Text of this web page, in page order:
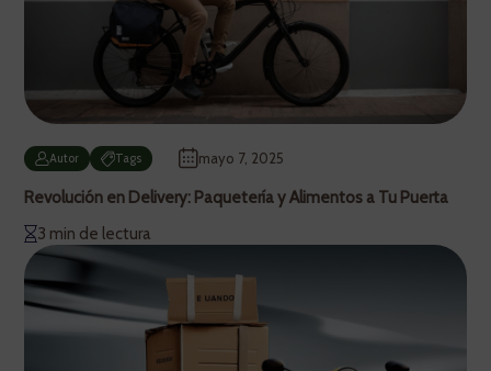
Autor Tags mayo 7, 2025
Revolución en Delivery: Paquetería y Alimentos a Tu Puerta
3 min de lectura